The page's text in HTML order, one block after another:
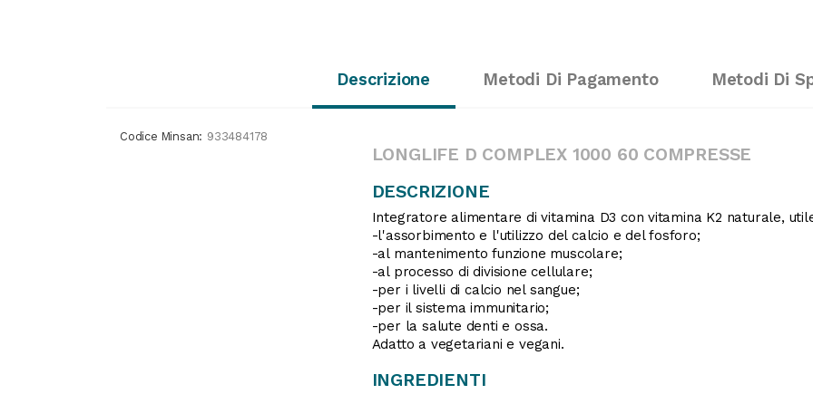
Descrizione Metodi Di Pagamento Metodi Di
Codice Minsan: 933484178
LONGLIFE D COMPLEX 1000 60 COMPRESSE
DESCRIZIONE
Integratore alimentare di vitamina D3 con vitamina K2 naturale,
-l'assorbimento e l'utilizzo del calcio e del fosforo;
-al mantenimento funzione muscolare;
-al processo di divisione cellulare;
-per i livelli di calcio nel sangue;
-per il sistema immunitario;
-per la salute denti e ossa.
Adatto a vegetariani e vegani.
INGREDIENTI